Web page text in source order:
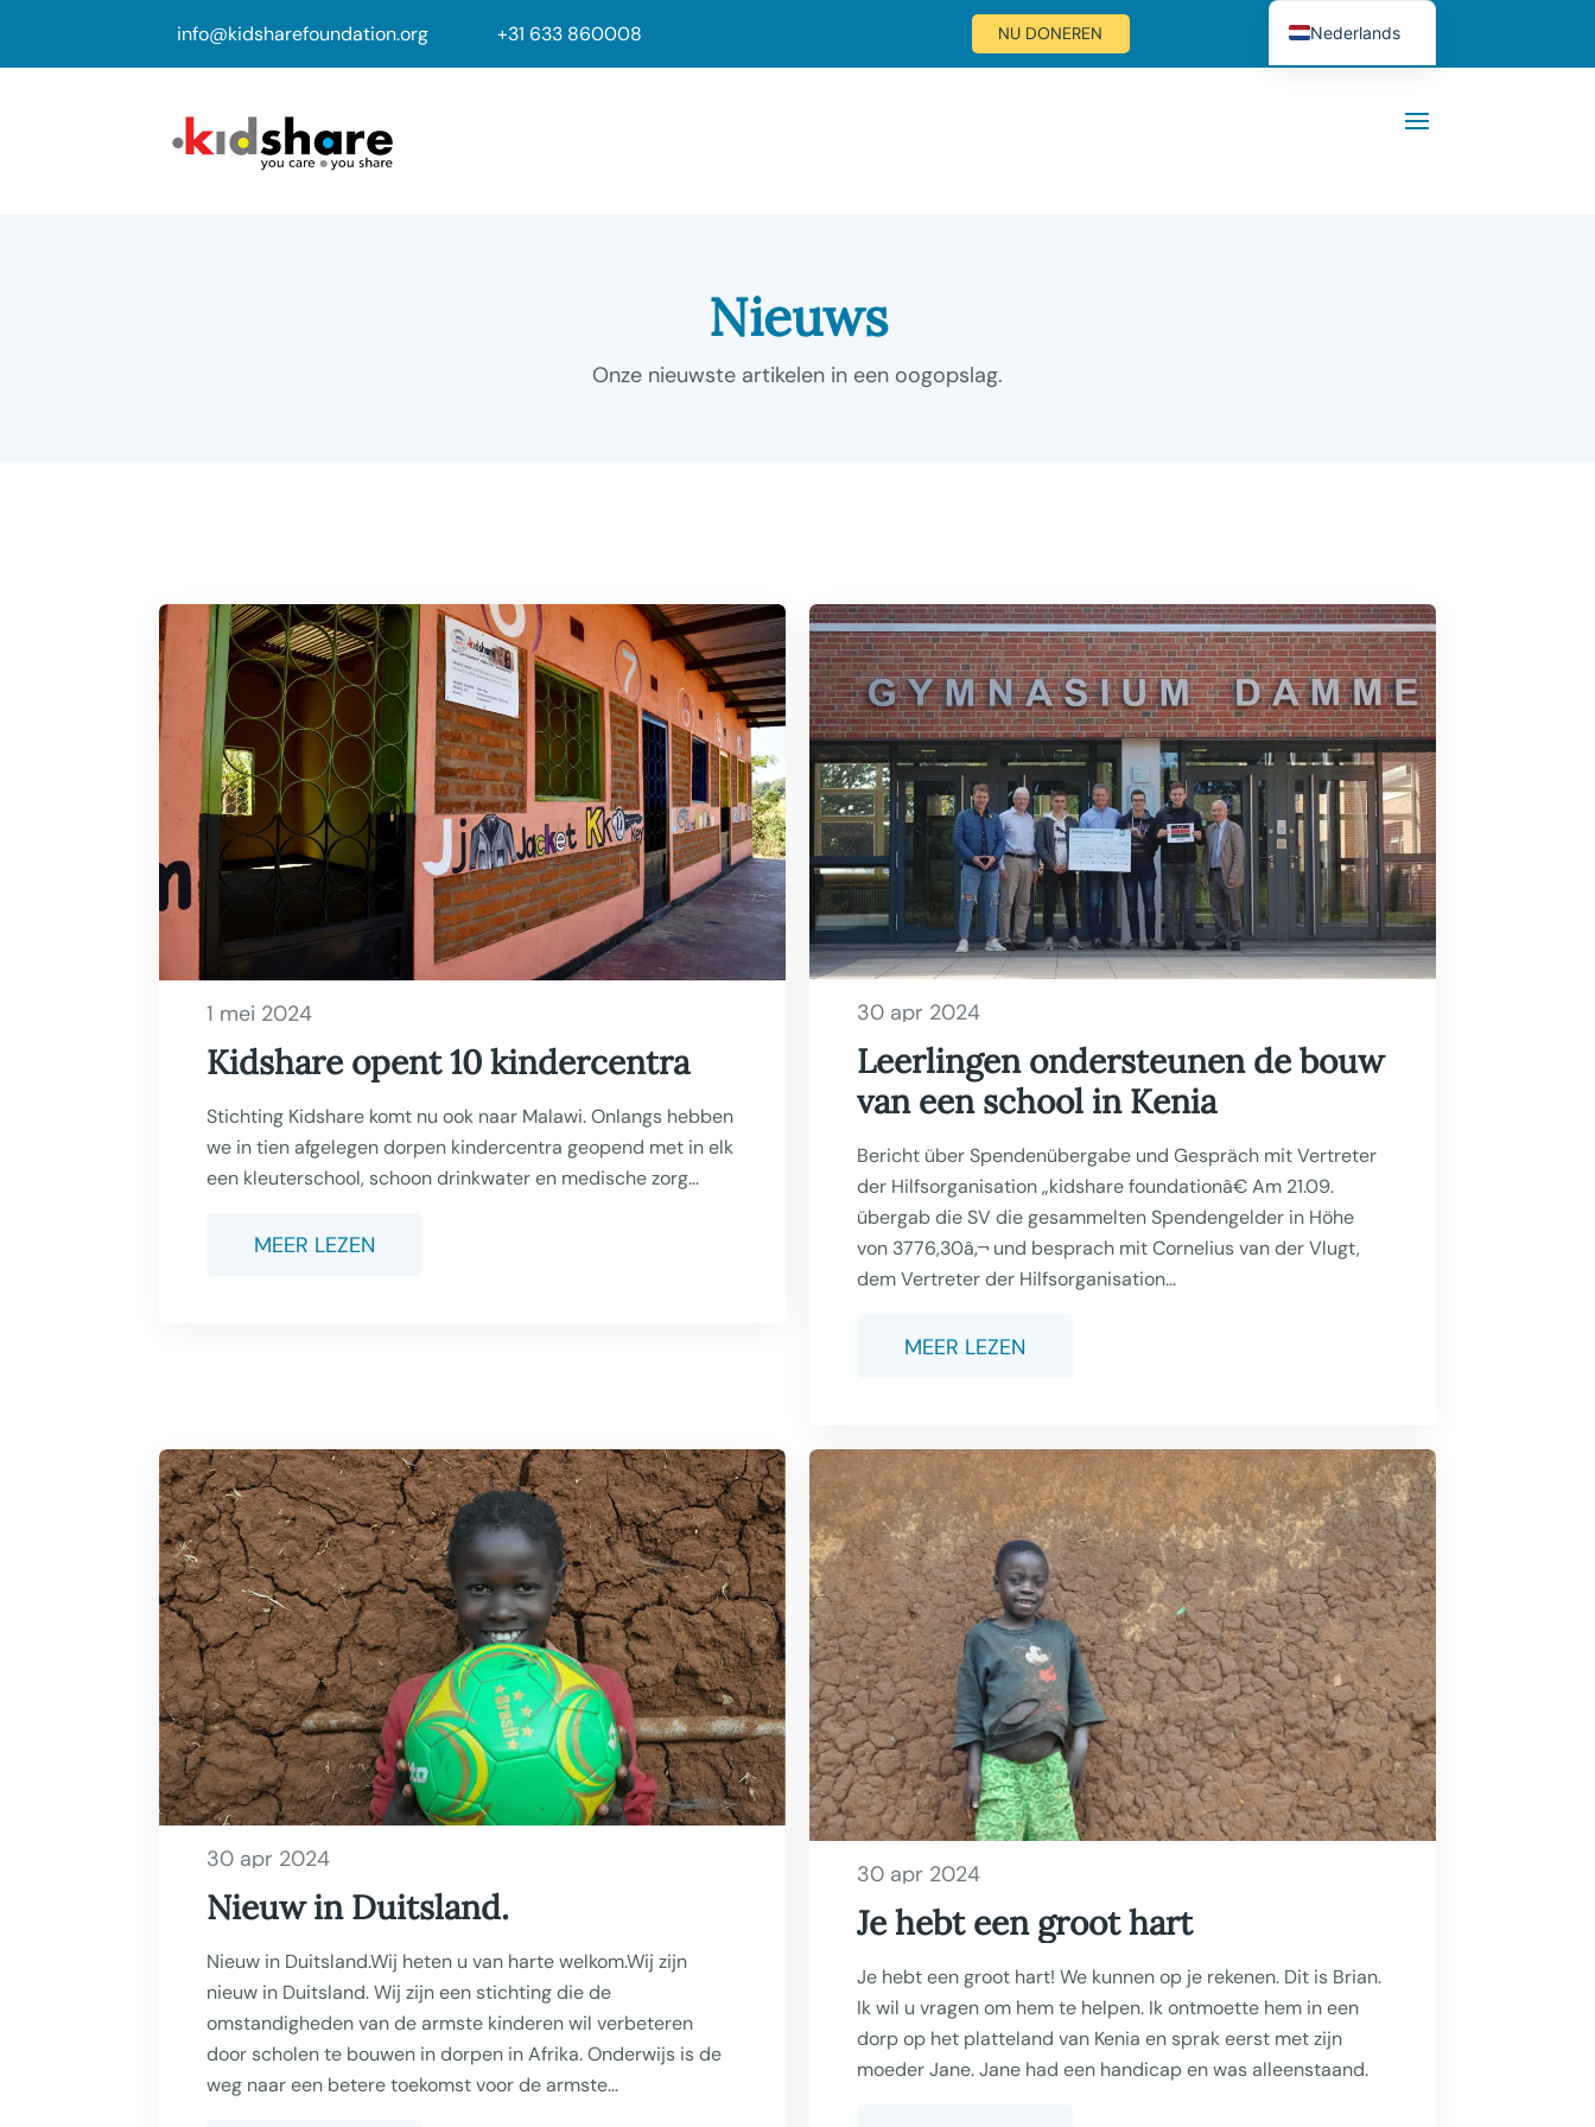
info@kidsharefoundation.org +31 633 860008 NU DONEREN
Nieuws
Onze nieuwste artikelen in een oogopslag.
1 mei 2024
Kidshare opent 10 kindercentra
Stichting Kidshare komt nu ook naar Malawi. Onlangs hebben
we in tien afgelegen dorpen kindercentra geopend met in elk
een kleuterschool, schoon drinkwater en medische zorg...
MEER LEZEN
30 apr 2024
Leerlingen ondersteunen de bouw
van een school in Kenia
Bericht über Spendenübergabe und Gespräch mit Vertreter
der Hilfsorganisation „kidshare foundationâ€ Am 21.09.
übergab die SV die gesammelten Spendengelder in Höhe
von 3776,30â‚¬ und besprach mit Cornelius van der Vlugt,
dem Vertreter der Hilfsorganisation...
MEER LEZEN
30 apr 2024
Nieuw in Duitsland.
Nieuw in Duitsland.Wij heten u van harte welkom.Wij zijn
nieuw in Duitsland. Wij zijn een stichting die de
omstandigheden van de armste kinderen wil verbeteren
door scholen te bouwen in dorpen in Afrika. Onderwijs is de
weg naar een betere toekomst voor de armste...
30 apr 2024
Je hebt een groot hart
Je hebt een groot hart! We kunnen op je rekenen. Dit is Brian.
Ik wil u vragen om hem te helpen. Ik ontmoette hem in een
dorp op het platteland van Kenia en sprak eerst met zijn
moeder Jane. Jane had een handicap en was alleenstaand.
Nederlands
English (UK)